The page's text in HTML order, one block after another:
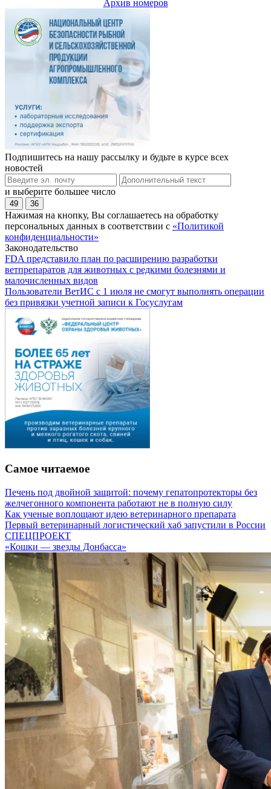
Архив номеров
Подпишитесь на нашу рассылку и будьте в курсе всех
новостей
и выберите большее число
49 36
Нажимая на кнопку, Вы соглашаетесь на обработку
персональных данных в соответствии с «Политикой
конфиденциальности»
Законодательство
FDA представило план по расширению разработки
ветпрепаратов для животных с редкими болезнями и
малочисленных видов
Пользователи ВетИС с 1 июля не смогут выполнять операции
без привязки учетной записи к Госуслугам
Самое читаемое
Печень под двойной защитой: почему гепатопротекторы без
желчегонного компонента работают не в полную силу
Как ученые воплощают идею ветеринарного препарата
Первый ветеринарный логистический хаб запустили в России
СПЕЦПРОЕКТ
«Кошки — звезды Донбасса»